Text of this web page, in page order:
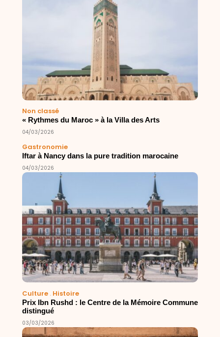
Non classé
« Rythmes du Maroc » à la Villa des Arts
04/03/2026
Gastronomie
Iftar à Nancy dans la pure tradition marocaine
04/03/2026
Culture. Histoire
Prix Ibn Rushd : le Centre de la Mémoire Commune
distingué
03/03/2026